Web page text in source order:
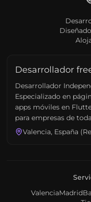
Desarrollador
Desarrollador
Especializado en
apps móviles en
para empresas de
Valencia, España
ValenciaMadrid